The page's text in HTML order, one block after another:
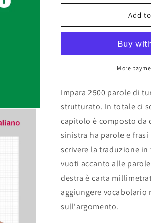
for
di
for
di
Add
More
Impara 2500 parole di
strutturato. In totale ci
capitolo è composto da
sinistra ha parole e
scrivere la traduzione
vuoti accanto alle
destra è carta
aggiungere vocabolario
sull'argomento.